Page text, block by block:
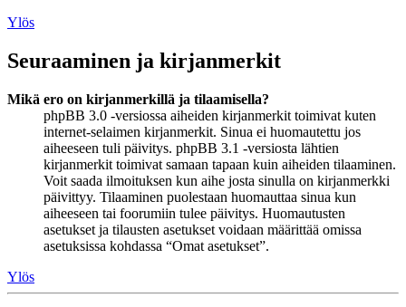
Ylös
Seuraaminen ja kirjanmerkit
Mikä ero on kirjanmerkillä ja tilaamisella?
phpBB 3.0 -versiossa aiheiden kirjanmerkit toimivat kuten
internet-selaimen kirjanmerkit. Sinua ei huomautettu jos
aiheeseen tuli päivitys. phpBB 3.1 -versiosta lähtien
kirjanmerkit toimivat samaan tapaan kuin aiheiden tilaaminen.
Voit saada ilmoituksen kun aihe josta sinulla on kirjanmerkki
päivittyy. Tilaaminen puolestaan huomauttaa sinua kun
aiheeseen tai foorumiin tulee päivitys. Huomautusten
asetukset ja tilausten asetukset voidaan määrittää omissa
asetuksissa kohdassa “Omat asetukset”.
Ylös